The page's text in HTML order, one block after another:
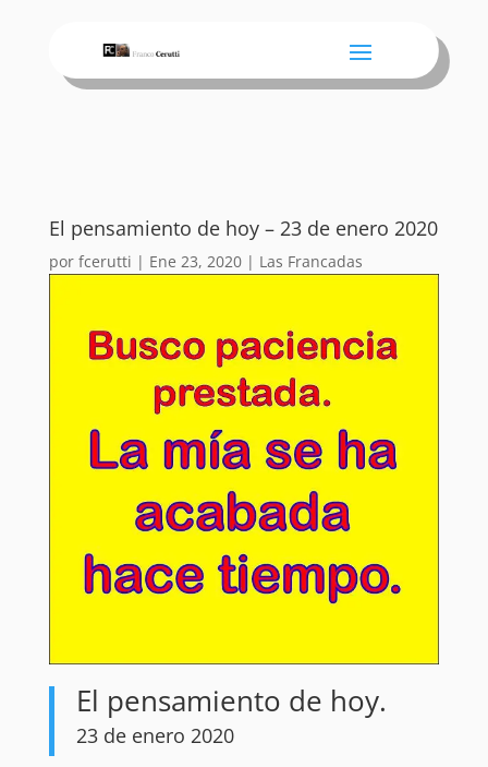
El pensamiento de hoy – 23 de enero 2020
porfcerutti | Ene 23, 2020 | Las Francadas
El pensamiento de hoy.
23 de enero 2020